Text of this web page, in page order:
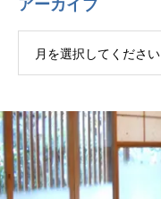
アーカイブ
月を選択してください